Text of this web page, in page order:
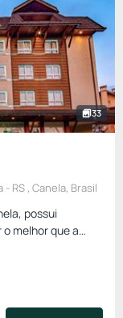
33
RS , Canela, Brasil
possui
melhor que a
da cidade, à